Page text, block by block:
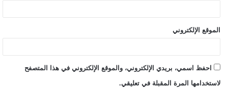
الموقع الإلكتروني
احفظ اسمي، بريدي الإلكتروني، والموقع الإلكتروني في هذا المتصفح
لاستخدامها المرة المقبلة في تعليقي.